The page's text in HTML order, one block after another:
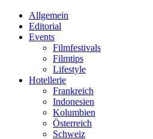
Allgemein
Editorial
Events
Filmfestivals
Filmtips
Lifestyle
Hotellerie
Frankreich
Indonesien
Kolumbien
Österreich
Schweiz